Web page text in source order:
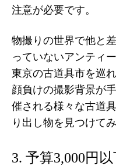
注意が必要です。
物撮りの世界で他と
っていないアンティ
東京の古道具市を巡
顔負けの撮影背景が
催される様々な古道
り出し物を見つけて
3. 予算3,000円